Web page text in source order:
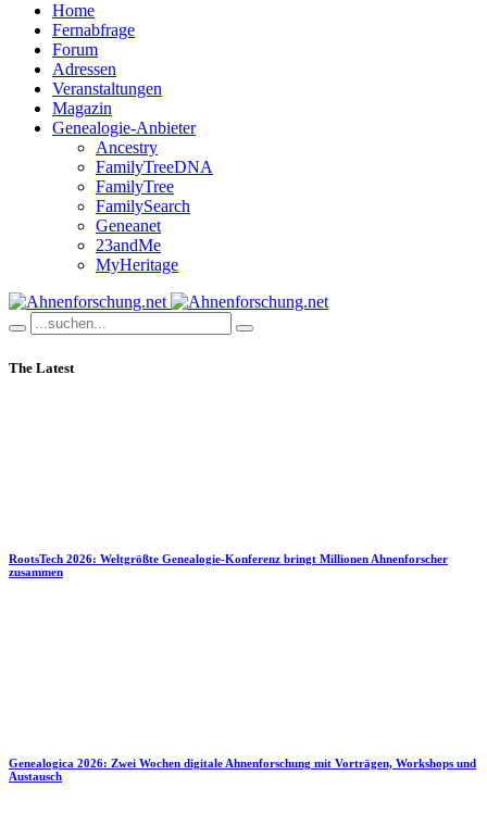
Home
Fernabfrage
Forum
Adressen
Veranstaltungen
Magazin
Genealogie-Anbieter
Ancestry
FamilyTreeDNA
FamilyTree
FamilySearch
Geneanet
23andMe
MyHeritage
The Latest
RootsTech 2026: Weltgrößte Genealogie-Konferenz bringt Millionen Ahnenforscher
zusammen
Genealogica 2026: Zwei Wochen digitale Ahnenforschung mit Vorträgen, Workshops und
Austausch